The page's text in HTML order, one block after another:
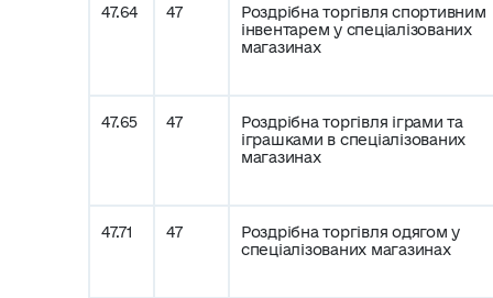
47.64 47
Роздрібна торгівля спортивним
інвентарем у спеціалізованих
магазинах
47.65 47
Роздрібна торгівля іграми та
іграшками в спеціалізованих
магазинах
47.71 47
Роздрібна торгівля одягом у
спеціалізованих магазинах